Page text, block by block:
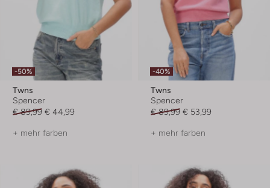
-50%
Twns
Spencer
€ 89,99 € 44,99
+ mehr farben
-40%
Twns
Spencer
€ 89,99 € 53,99
+ mehr farben